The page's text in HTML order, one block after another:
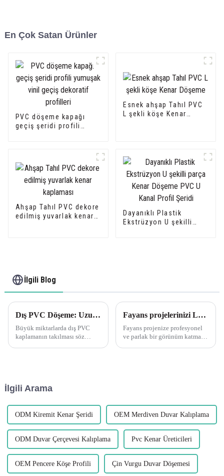
En Çok Satan Ürünler
PVC döşeme kapağı
geçiş şeridi profili
Esnek ahşap Tahıl PVC
L şekli köşe Kenar
Ahşap Tahıl PVC dekore
edilmiş yuvarlak kenar
Dayanıklı Plastik
Ekstrüzyon U şekilli
İlgili Blog
Dış PVC Döşeme: Uzun Çalışmaları Birleştirmek Herhangi bir yapıştırıcı veya bağlantı elemanı uygulamadan önce iyi bir uyum sağlayıp sağlamadığınızı görmek için parçalarınızı kuru olarak oturtmak her zaman iyi bir fikirdir.
Büyük miktarlarda dış PVC
kaplamanın takılması söz
ayırmak önemlidir. Parçaların
tasarruf sağlar...
Fayans projelerinizi Leguwe PVC fayans kenarlarıyla geliştirin
Fayans projenize profesyonel
ve parlak bir görünüm katmak
İlgili Arama
ODM Kiremit Kenar Şeridi OEM Merdiven Duvar Kalıplama
ODM Duvar Çerçevesi Kalıplama Pvc Kenar Üreticileri
OEM Pencere Köşe Profili Çin Vurgu Duvar Döşemesi